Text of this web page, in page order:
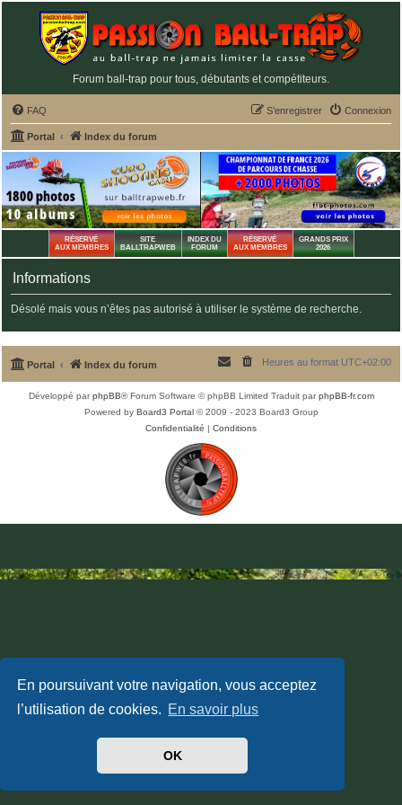
En poursuivant votre navigation, vous acceptez
l’utilisation de cookies. En savoir plus
OK
Forum ball-trap pour tous, débutants et compétiteurs.
FAQ Connexion
S’enregistrer
Portal Index du forum
RÉSERVÉ
AUX MEMBRES
SITE
BALLTRAPWEB
INDEX DU
FORUM
RÉSERVÉ
AUX MEMBRES
GRANDS PRIX
2026
Informations
Désolé mais vous n’êtes pas autorisé à utiliser le système de recherche.
Portal Index du forum Heures au format UTC+02:00
Développé parphpBB® Forum Software © phpBB Limited Traduit parphpBB-fr.com
Powered by Board3 Portal© 2009 - 2023 Board3 Group
Confidentialité | Conditions